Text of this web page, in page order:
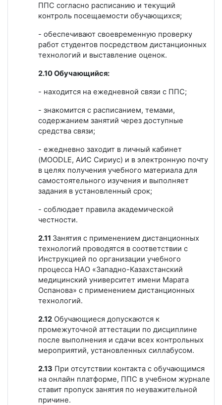
ППС согласно расписанию и текущий
контроль посещаемости обучающихся;
- обеспечивают своевременную проверку
работ студентов посредством дистанционных
технологий и выставление оценок.
2.10 Обучающийся:
- находится на ежедневной связи с ППС;
- знакомится с расписанием, темами,
содержанием занятий через доступные
средства связи;
- ежедневно заходит в личный кабинет
(MOODLE, АИС Сириус) и в электронную почту
в целях получения учебного материала для
самостоятельного изучения и выполняет
задания в установленный срок;
- соблюдает правила академической
честности.
2.11 Занятия с применением дистанционных
технологий проводятся в соответствии с
Инструкцией по организации учебного
процесса НАО «Западно-Казахстанский
медицинский университет имени Марата
Оспанова» с применением дистанционных
технологий.
2.12 Обучающиеся допускаются к
промежуточной аттестации по дисциплине
после выполнения и сдачи всех контрольных
мероприятий, установленных силлабусом.
2.13 При отсутствии контакта с обучающимся
на онлайн платформе, ППС в учебном журнале
ставит пропуск занятия по неуважительной
причине.